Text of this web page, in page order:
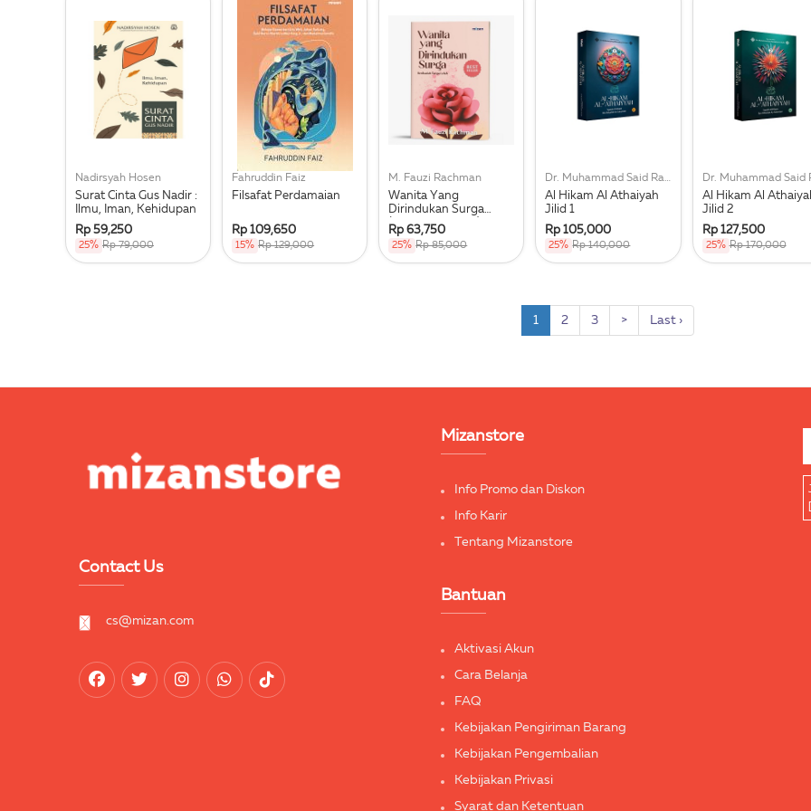
Nadirsyah Hosen
Surat Cinta Gus Nadir :
Ilmu, Iman, Kehidupan
Rp 59,250
25% Rp 79,000
Fahruddin Faiz
Filsafat Perdamaian
Rp 109,650
15% Rp 129,000
M. Fauzi Rachman
Wanita Yang
Dirindukan Surga
(Republish 2025)
Rp 63,750
25% Rp 85,000
Dr. Muhammad Said Ramadhan Al-Buthy
Al Hikam Al Athaiyah
Jilid 1
Rp 105,000
25% Rp 140,000
Al Hikam Al
Jilid 2
Rp 127,500
25% Rp 170,000
1 2 3 > Last ›
Contact Us
cs@mizan.com
Mizanstore
Info Promo dan Diskon
Info Karir
Tentang Mizanstore
Bantuan
Aktivasi Akun
Cara Belanja
FAQ
Kebijakan Pengiriman Barang
Kebijakan Pengembalian
Kebijakan Privasi
Syarat dan Ketentuan